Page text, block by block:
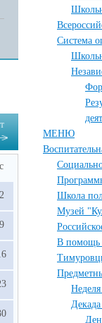
Система
МЕНЮ
Школа
Музей
В помощь
2
9